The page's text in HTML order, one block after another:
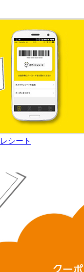
シート